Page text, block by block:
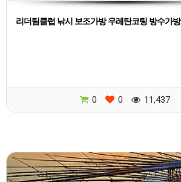
리더팀클럽 낚시 보조가방 우레탄코팅 방수가방
0 0 11,437